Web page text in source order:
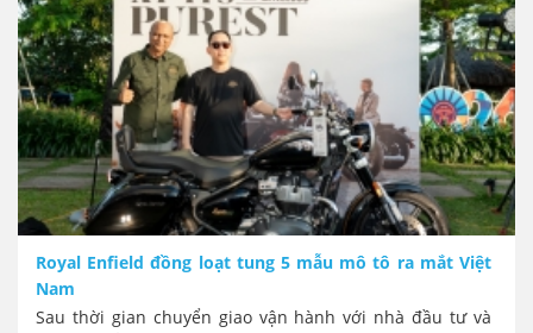
Royal Enfield đồng loạt tung 5 mẫu mô tô ra mắt Việt
Nam
Sau thời gian chuyển giao vận hành với nhà đầu tư và